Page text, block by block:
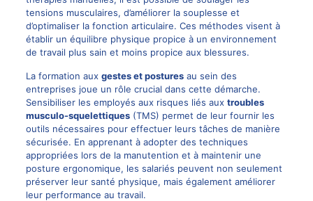
tensions musculaires, d’améliorer la souplesse et
d’optimaliser la fonction articulaire. Ces méthodes visent à
établir un équilibre physique propice à un environnement
de travail plus sain et moins propice aux blessures.
La formation aux gestes et posturesau sein des
entreprises joue un rôle crucial dans cette démarche.
Sensibiliser les employés aux risques liés aux troubles
musculo-squelettiques(TMS) permet de leur fournir les
outils nécessaires pour effectuer leurs tâches de manière
sécurisée. En apprenant à adopter des techniques
appropriées lors de la manutention et à maintenir une
posture ergonomique, les salariés peuvent non seulement
préserver leur santé physique, mais également améliorer
leur performance au travail.